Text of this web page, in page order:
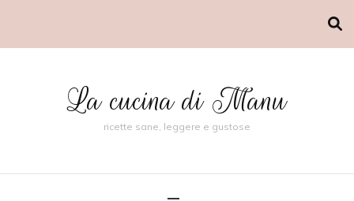
La cucina di Manu
ricette sane, leggere e gustose